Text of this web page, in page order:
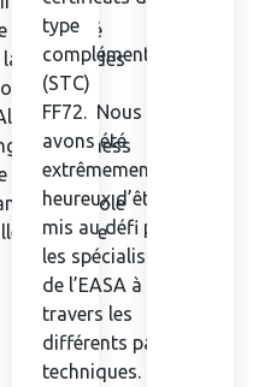
la Sécurité
gestion des
Sud -
Côte
Provence
type
complémentaires
(STC)
FF72. Nous
avons été
extrêmement
heureux d’être
mis au défi par
les spécialistes
de l’EASA à
travers les
différents panels
techniques. Leurs